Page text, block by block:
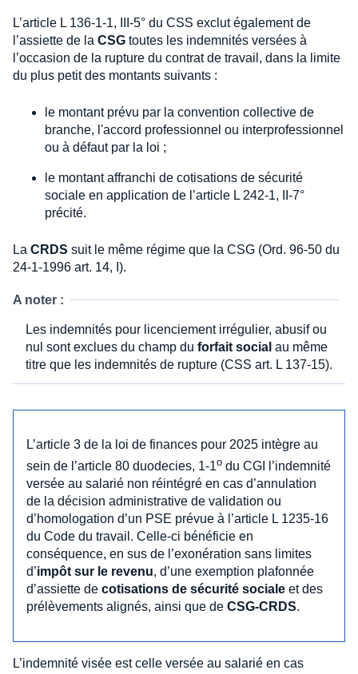
L’article L 136-1-1, III-5° du CSS exclut également de
l’assiette de la CSG toutes les indemnités versées à
l’occasion de la rupture du contrat de travail, dans la limite
du plus petit des montants suivants :
le montant prévu par la convention collective de
branche, l'accord professionnel ou interprofessionnel
ou à défaut par la loi ;
le montant affranchi de cotisations de sécurité
sociale en application de l’article L 242-1, II-7°
précité.
La CRDS suit le même régime que la CSG (Ord. 96-50 du
24-1-1996 art. 14, I).
A noter :
Les indemnités pour licenciement irrégulier, abusif ou
nul sont exclues du champ du forfait social au même
titre que les indemnités de rupture (CSS art. L 137-15).
L’article 3 de la loi de finances pour 2025 intègre au
sein de l’article 80 duodecies, 1-1o du CGI l’indemnité
versée au salarié non réintégré en cas d’annulation
de la décision administrative de validation ou
d’homologation d’un PSE prévue à l’article L 1235-16
du Code du travail. Celle-ci bénéficie en
conséquence, en sus de l’exonération sans limites
d’impôt sur le revenu, d’une exemption plafonnée
d’assiette de cotisations de sécurité sociale et des
prélèvements alignés, ainsi que de CSG-CRDS.
L’indemnité visée est celle versée au salarié en cas